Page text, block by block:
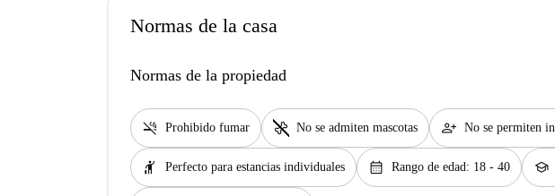
Normas de la casa
Normas de la propiedad
smoke_free Prohibido fumar pet_supplies No se admiten mascotas person_add No se permiten
hail Perfecto para estancias individuales calendar_month Rango de edad: 18 - 40 school